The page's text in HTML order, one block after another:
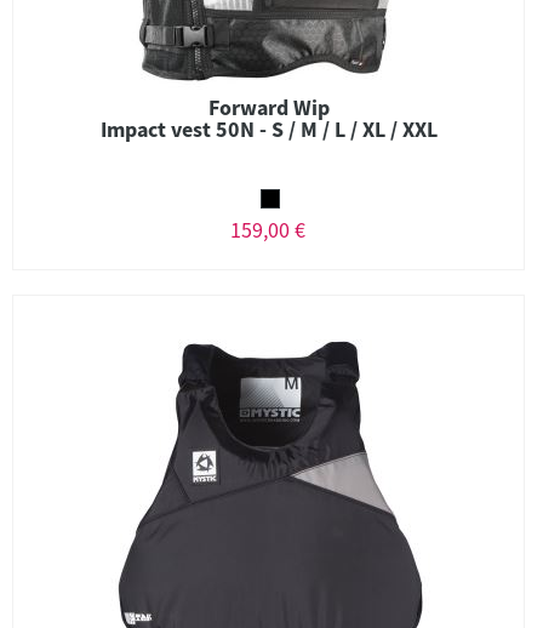
Forward Wip
Impact vest 50N - S / M / L / XL / XXL
159,00 €